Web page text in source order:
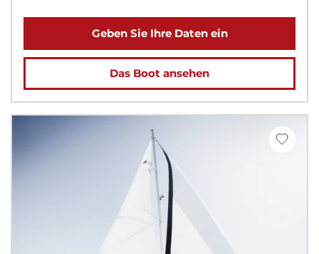
Geben Sie Ihre Daten ein
Das Boot ansehen